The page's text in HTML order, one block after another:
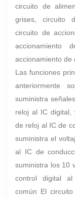
circuito de
grises, circuito
circuito de
accionamiento
accionamiento de
Las funciones
anteriormente
suministra
reloj al IC digital,
de reloj al IC de
suministra el
al IC de
suministra los 10
control digital al
común El